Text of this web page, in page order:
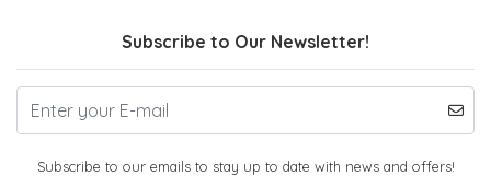
Subscribe to Our Newsletter!
Subscribe to our emails to stay up to date with news and offers!